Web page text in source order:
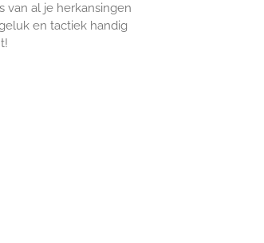
van al je herkansingen
en tactiek handig